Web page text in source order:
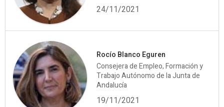
24/11/2021
Rocío Blanco Eguren
Consejera de Empleo, Formación y
Trabajo Autónomo de la Junta de
Andalucía
19/11/2021